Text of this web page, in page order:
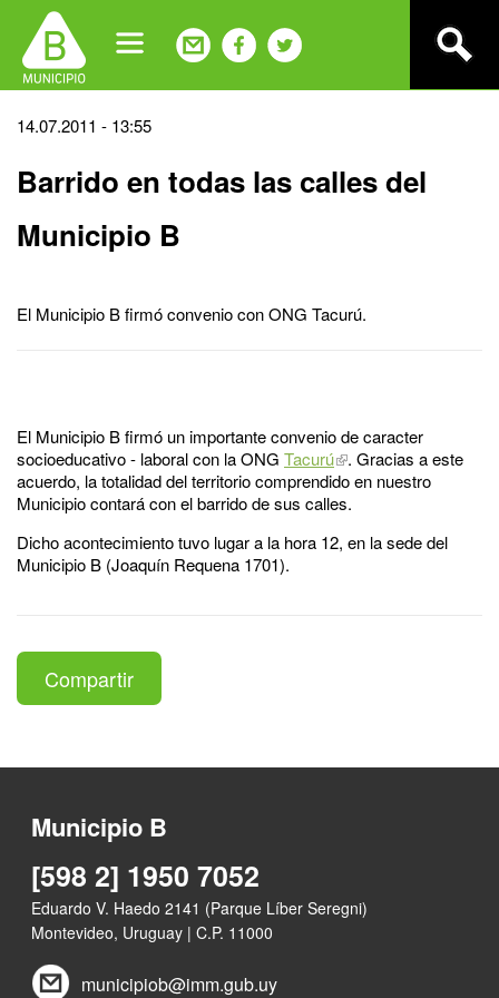
navigation
Back
top
14.07.2011 - 13:55
Barrido en todas las calles del
Municipio B
El Municipio B firmó convenio con ONG Tacurú.
El Municipio B firmó un importante convenio de caracter
socioeducativo - laboral con la ONG Tacurú
. Gracias a este
acuerdo, la totalidad del territorio comprendido en nuestro
Municipio contará con el barrido de sus calles.
Dicho acontecimiento tuvo lugar a la hora 12, en la sede del
Municipio B (Joaquín Requena 1701).
Compartir
Municipio B
[598 2] 1950 7052
Eduardo V. Haedo 2141 (Parque Líber Seregni)
Montevideo, Uruguay | C.P. 11000
municipiob@imm.gub.uy